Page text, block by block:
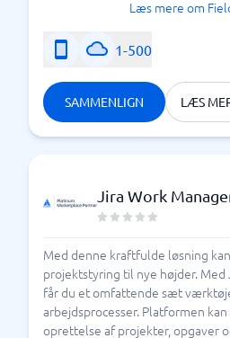
Læs mere om
1-500
SAMMENLIGN LÆS
Jira Work
Med denne kraftfulde løsning
projektstyring til nye højder.
får du et omfattende sæt
arbejdsprocesser. Platformen
oprettelse af projekter, opgaver